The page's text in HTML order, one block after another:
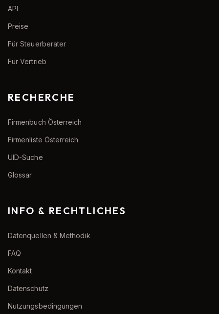
API
Preise
Für Steuerberater
Für Vertrieb
RECHERCHE
Firmenbuch Österreich
Firmenliste Österreich
UID-Suche
Glossar
INFO & RECHTLICHES
Datenquellen & Methodik
FAQ
Kontakt
Datenschutz
Nutzungsbedingungen